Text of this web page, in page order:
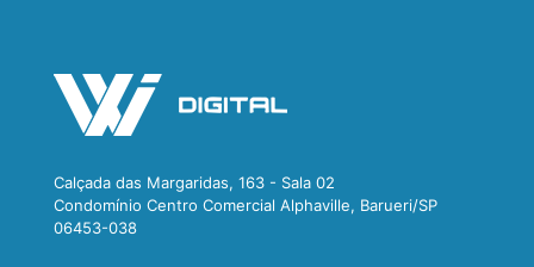
Calçada das Margaridas, 163 - Sala 02
Condomínio Centro Comercial Alphaville, Barueri/SP
06453-038